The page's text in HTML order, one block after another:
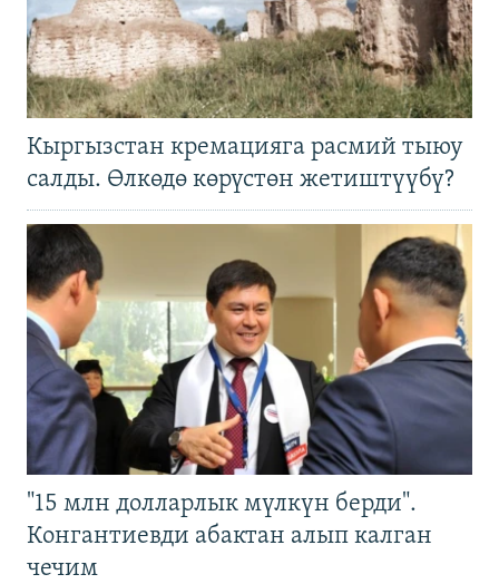
Кыргызстан кремацияга расмий тыюу
салды. Өлкөдө көрүстөн жетиштүүбү?
"15 млн долларлык мүлкүн берди".
Конгантиевди абактан алып калган
чечим